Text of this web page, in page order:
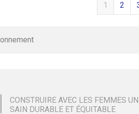
1 2
CONSTRUIRE AVEC LES FEMMES
SAIN DURABLE ET ÉQUITABLE